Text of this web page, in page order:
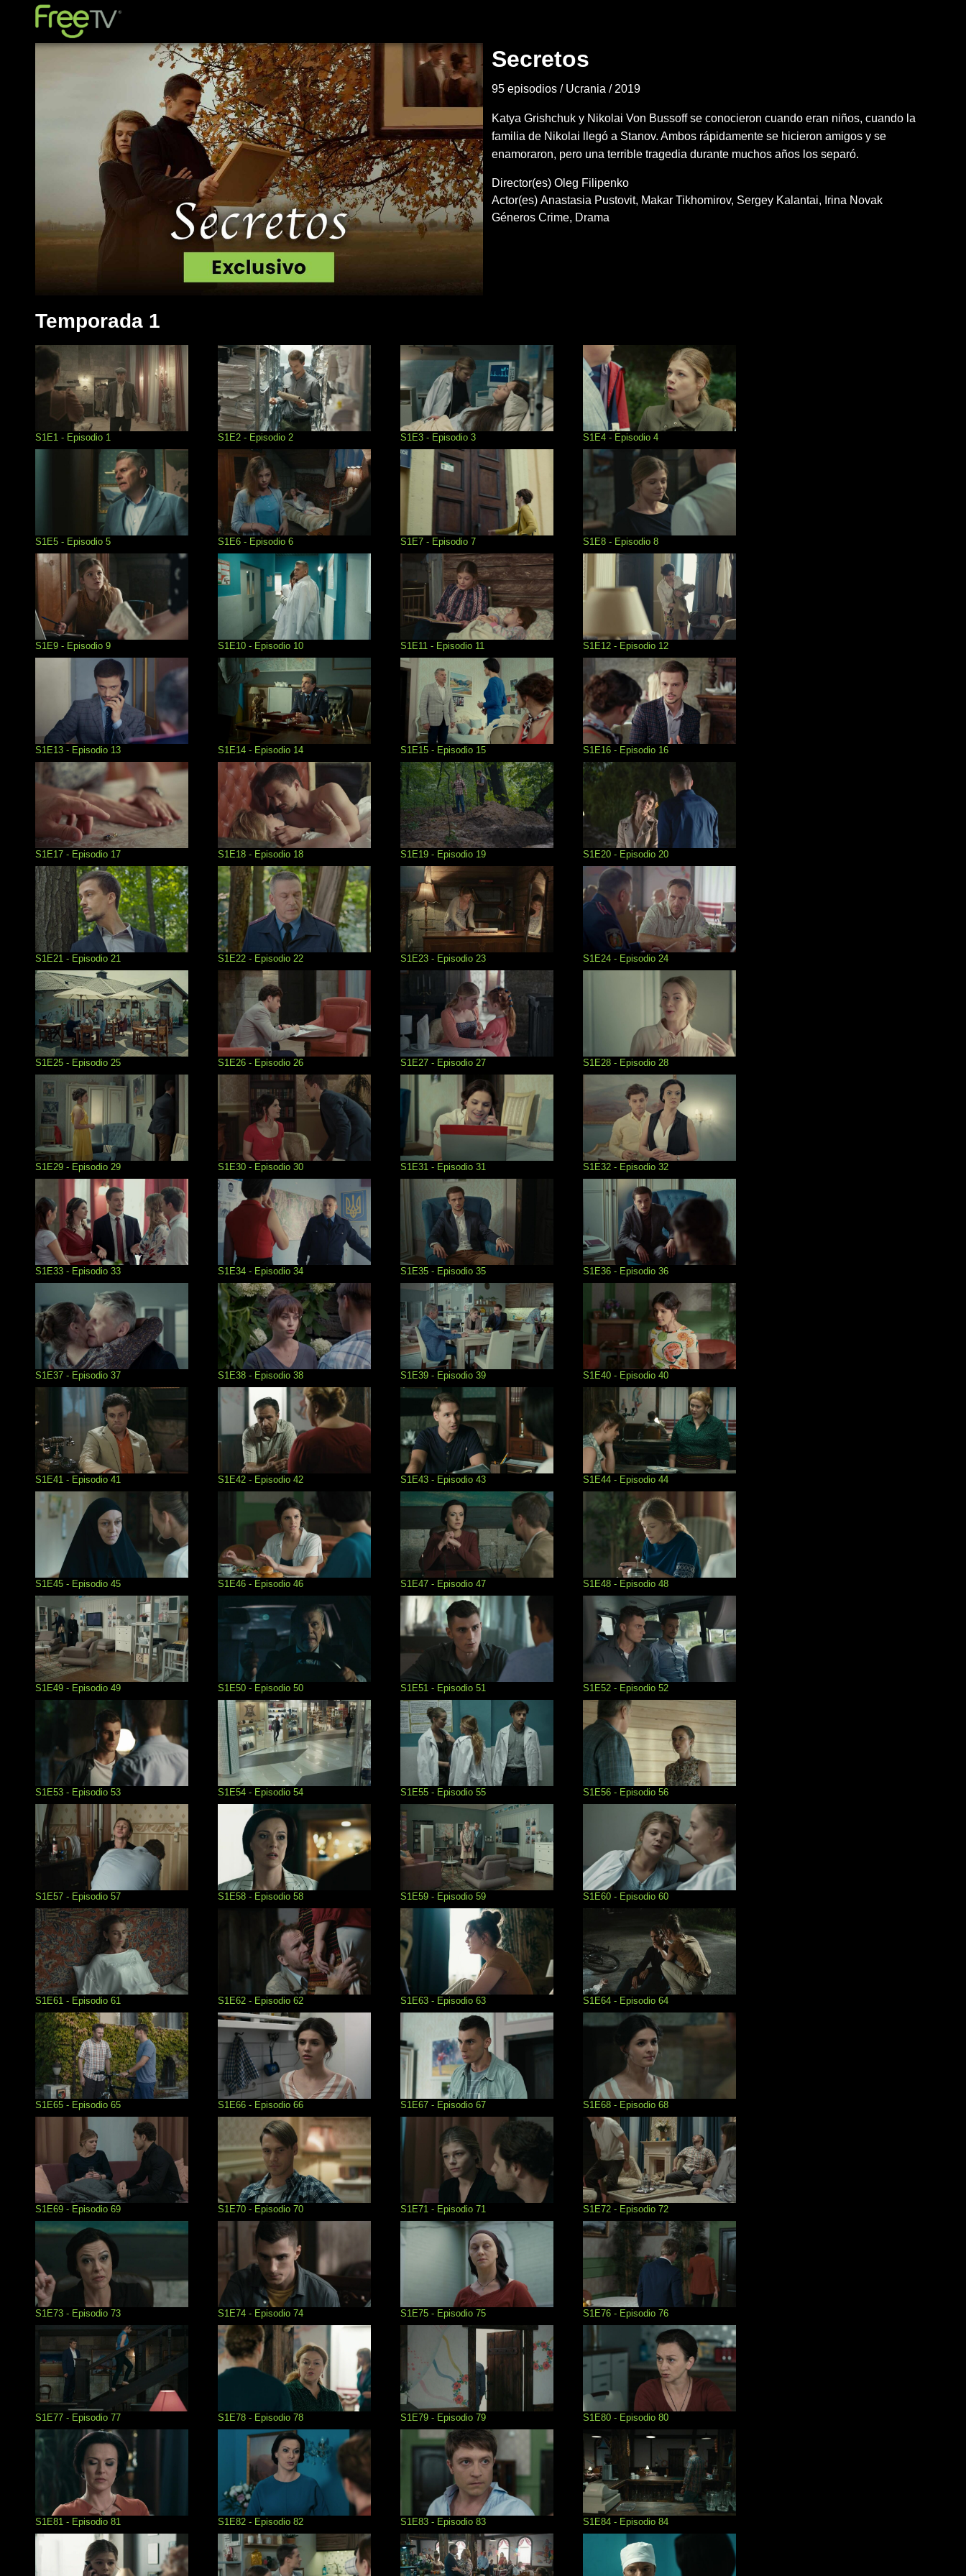
Secretos
95 episodios Ucrania 2019
Katya Grishchuk y Nikolai Von Bussoff se conocieron cuando eran niños, cuando la
familia de Nikolai llegó a Stanov. Ambos rápidamente se hicieron amigos y se
enamoraron, pero una terrible tragedia durante muchos años los separó.
Director(es) Oleg Filipenko
Actor(es) Anastasia Pustovit Makar Tikhomirov Sergey Kalantai
Irina Novak
Géneros Crime Drama
Temporada 1
S1E1 - Episodio 1 S1E2 - Episodio 2 S1E3 - Episodio 3 S1E4 - Episodio 4
S1E5 - Episodio 5 S1E6 - Episodio 6 S1E7 - Episodio 7 S1E8 - Episodio 8
S1E9 - Episodio 9 S1E10 - Episodio 10 S1E11 - Episodio 11 S1E12 - Episodio 12
S1E13 - Episodio 13 S1E14 - Episodio 14 S1E15 - Episodio 15 S1E16 - Episodio 16
S1E17 - Episodio 17 S1E18 - Episodio 18 S1E19 - Episodio 19 S1E20 - Episodio 20
S1E21 - Episodio 21 S1E22 - Episodio 22 S1E23 - Episodio 23 S1E24 - Episodio 24
S1E25 - Episodio 25 S1E26 - Episodio 26 S1E27 - Episodio 27 S1E28 - Episodio 28
S1E29 - Episodio 29 S1E30 - Episodio 30 S1E31 - Episodio 31 S1E32 - Episodio 32
S1E33 - Episodio 33 S1E34 - Episodio 34 S1E35 - Episodio 35 S1E36 - Episodio 36
S1E37 - Episodio 37 S1E38 - Episodio 38 S1E39 - Episodio 39 S1E40 - Episodio 40
S1E41 - Episodio 41 S1E42 - Episodio 42 S1E43 - Episodio 43 S1E44 - Episodio 44
S1E45 - Episodio 45 S1E46 - Episodio 46 S1E47 - Episodio 47 S1E48 - Episodio 48
S1E49 - Episodio 49 S1E50 - Episodio 50 S1E51 - Episodio 51 S1E52 - Episodio 52
S1E53 - Episodio 53 S1E54 - Episodio 54 S1E55 - Episodio 55 S1E56 - Episodio 56
S1E57 - Episodio 57 S1E58 - Episodio 58 S1E59 - Episodio 59 S1E60 - Episodio 60
S1E61 - Episodio 61 S1E62 - Episodio 62 S1E63 - Episodio 63 S1E64 - Episodio 64
S1E65 - Episodio 65 S1E66 - Episodio 66 S1E67 - Episodio 67 S1E68 - Episodio 68
S1E69 - Episodio 69 S1E70 - Episodio 70 S1E71 - Episodio 71 S1E72 - Episodio 72
S1E73 - Episodio 73 S1E74 - Episodio 74 S1E75 - Episodio 75 S1E76 - Episodio 76
S1E77 - Episodio 77 S1E78 - Episodio 78 S1E79 - Episodio 79 S1E80 - Episodio 80
S1E81 - Episodio 81 S1E82 - Episodio 82 S1E83 - Episodio 83 S1E84 - Episodio 84